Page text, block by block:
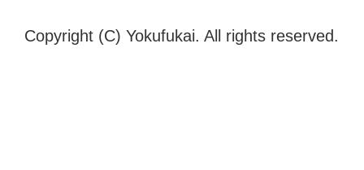
Copyright (C) Yokufukai. All rights reserved.